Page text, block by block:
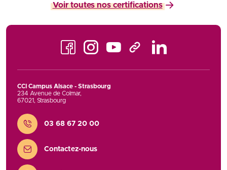
Voir toutes nos certifications
FacebookInstagramYoutube TikTok
CCI Campus Alsace - Strasbourg
234 Avenue de Colmar,
67021, Strasbourg
Contact
03 68 67 20 00
Contactez-nous